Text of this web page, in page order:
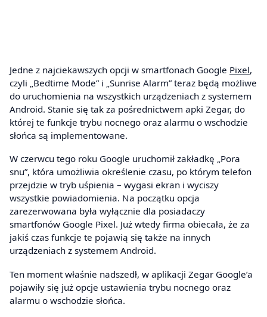
Jedne z najciekawszych opcji w smartfonach Google Pixel,
czyli „Bedtime Mode” i „Sunrise Alarm” teraz będą możliwe
do uruchomienia na wszystkich urządzeniach z systemem
Android. Stanie się tak za pośrednictwem apki Zegar, do
której te funkcje trybu nocnego oraz alarmu o wschodzie
słońca są implementowane.
W czerwcu tego roku Google uruchomił zakładkę „Pora
snu”, która umożliwia określenie czasu, po którym telefon
przejdzie w tryb uśpienia – wygasi ekran i wyciszy
wszystkie powiadomienia. Na początku opcja
zarezerwowana była wyłącznie dla posiadaczy
smartfonów Google Pixel. Już wtedy firma obiecała, że za
jakiś czas funkcje te pojawią się także na innych
urządzeniach z systemem Android.
Ten moment właśnie nadszedł, w aplikacji Zegar Google’a
pojawiły się już opcje ustawienia trybu nocnego oraz
alarmu o wschodzie słońca.